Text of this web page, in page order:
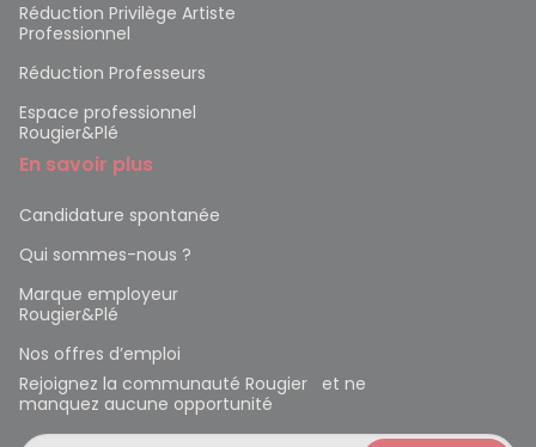
Réduction Privilège Artiste
Professionnel
Réduction Professeurs
Espace professionnel
Rougier&Plé
En savoir plus
Candidature spontanée
Qui sommes-nous ?
Marque employeur
Rougier&Plé
Nos offres d’emploi
Rejoignez la communauté Rougier et ne
manquez aucune opportunité